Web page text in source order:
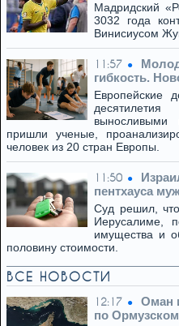
Мадридский
3032 года
Винисиусом
11:57
гибкость.
Европейские
пришли ученые,
человек из 20 стран Европы.
11:50
пентхауса
Суд решил,
Иерусалиме,
имущества и
половину стоимости.
ВСЕ НОВОСТИ
12:17
Оман
по